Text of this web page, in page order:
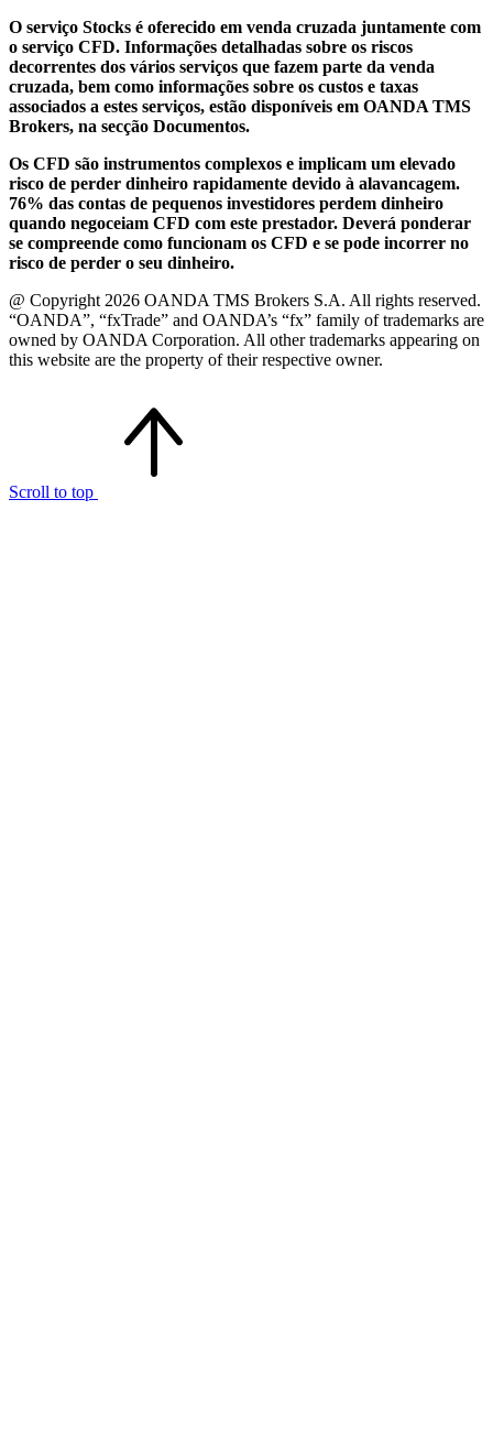
O serviço Stocks é oferecido em venda cruzada juntamente com
o serviço CFD. Informações detalhadas sobre os riscos
decorrentes dos vários serviços que fazem parte da venda
cruzada, bem como informações sobre os custos e taxas
associados a estes serviços, estão disponíveis em OANDA TMS
Brokers, na secção Documentos.
Os CFD são instrumentos complexos e implicam um elevado
risco de perder dinheiro rapidamente devido à alavancagem.
76% das contas de pequenos investidores perdem dinheiro
quando negoceiam CFD com este prestador. Deverá ponderar
se compreende como funcionam os CFD e se pode incorrer no
risco de perder o seu dinheiro.
@ Copyright 2026 OANDA TMS Brokers S.A. All rights reserved.
“OANDA”, “fxTrade” and OANDA’s “fx” family of trademarks are
owned by OANDA Corporation. All other trademarks appearing on
this website are the property of their respective owner.
Scroll to top